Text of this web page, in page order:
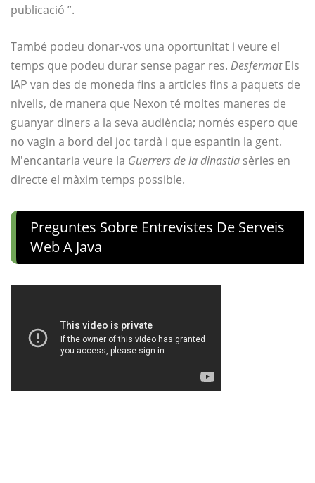
publicació ”.
També podeu donar-vos una oportunitat i veure el
temps que podeu durar sense pagar res. DesfermatEls
IAP van des de moneda fins a articles fins a paquets de
nivells, de manera que Nexon té moltes maneres de
guanyar diners a la seva audiència; només espero que
no vagin a bord del joc tardà i que espantin la gent.
M'encantaria veure la Guerrers de la dinastia sèries en
directe el màxim temps possible.
Preguntes Sobre Entrevistes De Serveis
Web A Java